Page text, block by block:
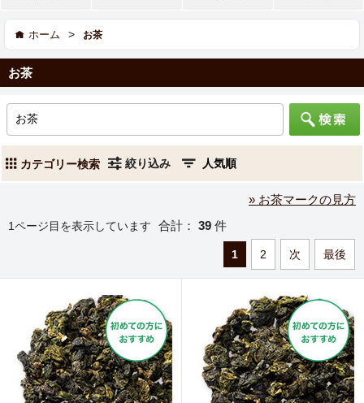
ホーム > お茶
お茶
カテゴリー検索 絞り込み
» お茶マークの見方
1ページ目を表示しています 合計： 39 件
1 2 次 最後